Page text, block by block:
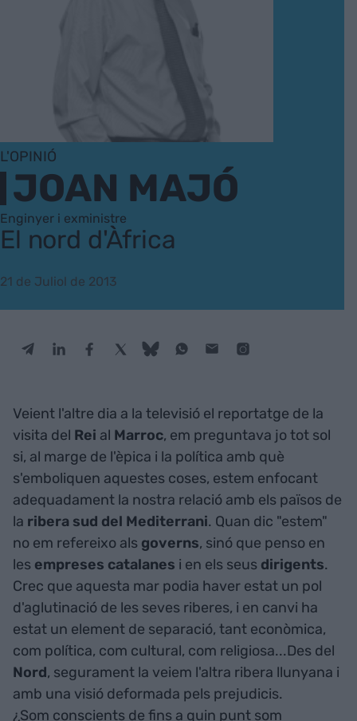
L'OPINIÓ
JOAN MAJÓ
Enginyer i exministre
El nord d'Àfrica
21 de Juliol de 2013
Veient l'altre dia a la televisió el reportatge de la
visita del Rei al Marroc, em preguntava jo tot sol
si, al marge de l'èpica i la política amb què
s'emboliquen aquestes coses, estem enfocant
adequadament la nostra relació amb els països de
la ribera sud del Mediterrani. Quan dic "estem"
no em refereixo als governs, sinó que penso en
les empreses catalanes i en els seus dirigents.
Crec que aquesta mar podia haver estat un pol
d'aglutinació de les seves riberes, i en canvi ha
estat un element de separació, tant econòmica,
com política, com cultural, com religiosa...Des del
Nord, segurament la veiem l'altra ribera llunyana i
amb una visió deformada pels prejudicis.
¿Som conscients de fins a quin punt som